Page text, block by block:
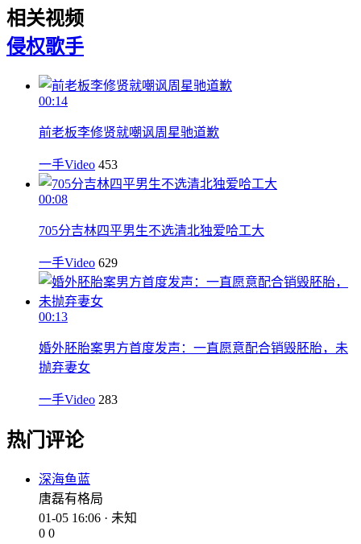
相关视频
侵权歌手
00:14
前老板李修贤就嘲讽周星驰道歉
一手Video 453
00:08
705分吉林四平男生不选清北独爱哈工大
一手Video 629
00:13
婚外胚胎案男方首度发声：一直愿意配合销毁胚胎，未
抛弃妻女
一手Video 283
热门评论
深海鱼蓝
唐磊有格局
01-05 16:06 · 未知
0 0